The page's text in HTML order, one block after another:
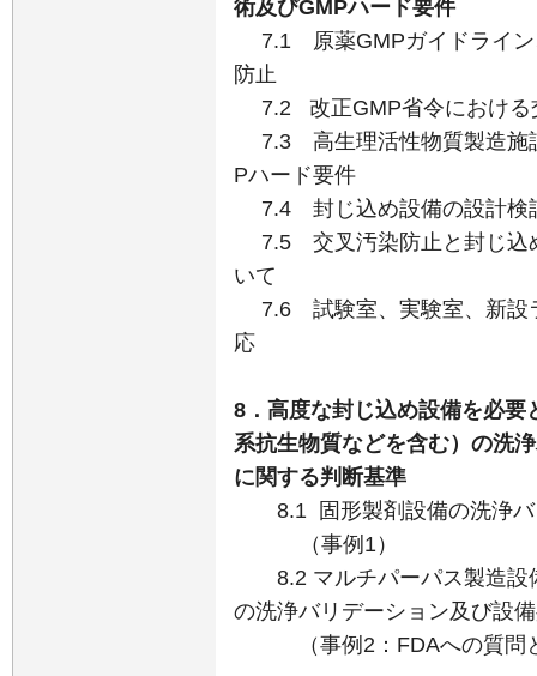
術及びGMPハード要件
7.1 原薬GMPガイドライ
防止
7.2 改正GMP省令における
7.3 高生理活性物質製造施
Pハード要件
7.4 封じ込め設備の設計検
7.5 交叉汚染防止と封じ込
いて
7.6 試験室、実験室、新設
応
8．高度な封じ込め設備を必
系抗生物質などを含む）の洗
に関する判断基準
8.1 固形製剤設備の洗浄バ
（事例1）
8.2 マルチパーパス製造設
の洗浄バリデーション及び設
（事例2：FDAへの質問